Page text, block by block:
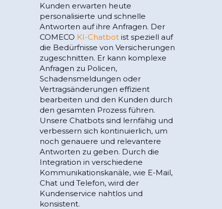
Kunden erwarten heute
personalisierte und schnelle
Antworten auf ihre Anfragen. Der
COMECO KI-Chatbot ist speziell auf
die Bedürfnisse von Versicherungen
zugeschnitten. Er kann komplexe
Anfragen zu Policen,
Schadensmeldungen oder
Vertragsänderungen effizient
bearbeiten und den Kunden durch
den gesamten Prozess führen.
Unsere Chatbots sind lernfähig und
verbessern sich kontinuierlich, um
noch genauere und relevantere
Antworten zu geben. Durch die
Integration in verschiedene
Kommunikationskanäle, wie E-Mail,
Chat und Telefon, wird der
Kundenservice nahtlos und
konsistent.